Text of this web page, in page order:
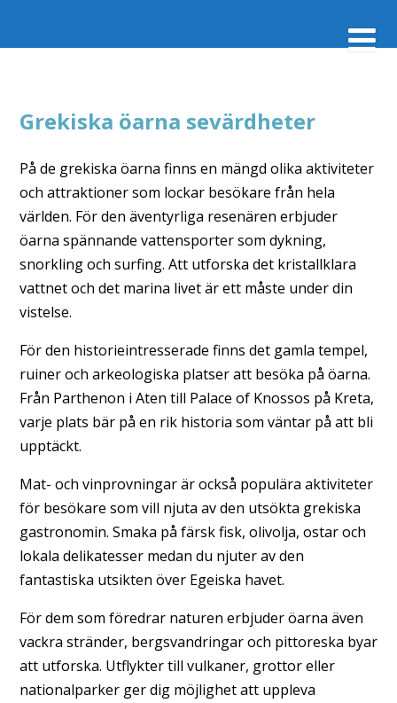
Grekiska öarna sevärdheter
På de grekiska öarna finns en mängd olika aktiviteter
och attraktioner som lockar besökare från hela
världen. För den äventyrliga resenären erbjuder
öarna spännande vattensporter som dykning,
snorkling och surfing. Att utforska det kristallklara
vattnet och det marina livet är ett måste under din
vistelse.
För den historieintresserade finns det gamla tempel,
ruiner och arkeologiska platser att besöka på öarna.
Från Parthenon i Aten till Palace of Knossos på Kreta,
varje plats bär på en rik historia som väntar på att bli
upptäckt.
Mat- och vinprovningar är också populära aktiviteter
för besökare som vill njuta av den utsökta grekiska
gastronomin. Smaka på färsk fisk, olivolja, ostar och
lokala delikatesser medan du njuter av den
fantastiska utsikten över Egeiska havet.
För dem som föredrar naturen erbjuder öarna även
vackra stränder, bergsvandringar och pittoreska byar
att utforska. Utflykter till vulkaner, grottor eller
nationalparker ger dig möjlighet att uppleva